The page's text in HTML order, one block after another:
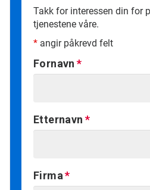
Takk for interessen din for
tjenestene våre.
* angir påkrevd felt
Fornavn
Etternavn
Firma